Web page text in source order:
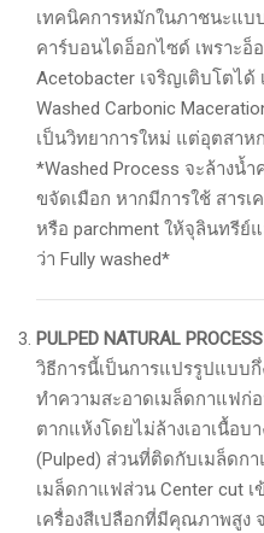
เทคนิคการหมักในภาชนะแ
คาร์บอนไดอ็อกไซด์ เพราะอ็
Acetobacter เจริญเติบโตได้
Washed Carbonic
เป็นวิทยาการใหม่ แต่อุตสา
*Washed Process จะล้างน้
ขจัดเมือก หากมีการใช้ สารเ
หรือ parchment ให้จุลินทรีย์
ว่า Fully washed*
PULPED NATURAL
วิธีการนี้เป็นการแปรรูปแบบกึ่
ทำความสะอาดเมล็ดกาแฟก่
ตากแห้งโดยไม่ล้างเอาเนื้อบ
(Pulped) ส่วนที่ติดกับเมล็ดก
เมล็ดกาแฟส่วน Center cut เ
เครื่องสีเปลือกที่มีคุณภาพสูง